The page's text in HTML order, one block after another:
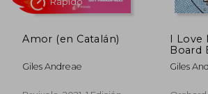
Amor (en Catalán)
Giles Andreae
I Love
Board
Giles